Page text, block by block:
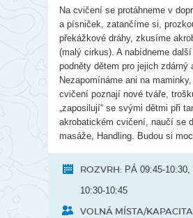
Na cvičení se protáhneme v
a písniček, zatančíme si,
překážkové dráhy, zkusíme
(malý cirkus). A nabídneme
podněty dětem pro jejich zdárný
Nezapomínáme ani na
cvičení poznají nové tváře,
„zaposilují“ se svými dětmi při
akrobatickém cvičení, naučí se
masáže, Handling. Budou si
ROZVRH: PÁ 09:45-10:30,
10:30-10:45
VOLNÁ MÍSTA/